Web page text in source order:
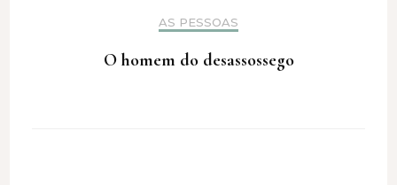
AS PESSOAS
O homem do desassossego